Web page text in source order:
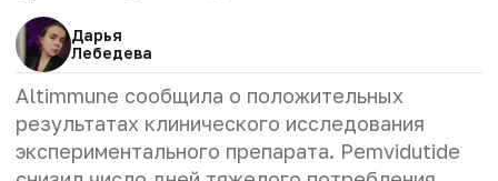
Дарья
Лебедева
Altimmune сообщила о положительных
результатах клинического исследования
экспериментального препарата. Pemvidutide